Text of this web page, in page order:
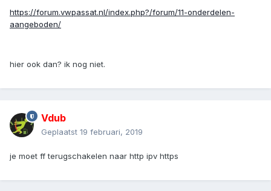
https://forum.vwpassat.nl/index.php?/forum/11-onderdelen-
aangeboden/
hier ook dan? ik nog niet.
Vdub
Geplaatst 19 februari, 2019
je moet ff terugschakelen naar http ipv https